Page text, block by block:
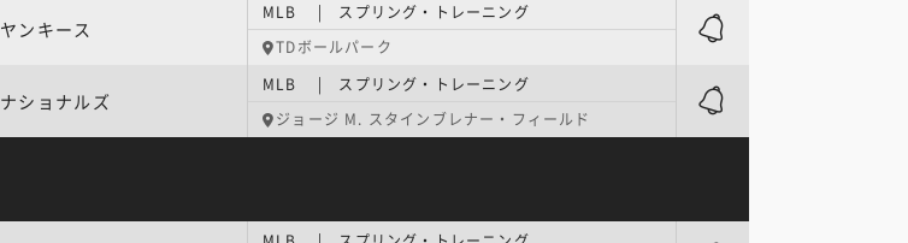
ヤンキース
MLB | スプリング・トレーニング
TDボールパーク
ナショナルズ
MLB | スプリング・トレーニング
ジョージ M. スタインブレナー・フィールド